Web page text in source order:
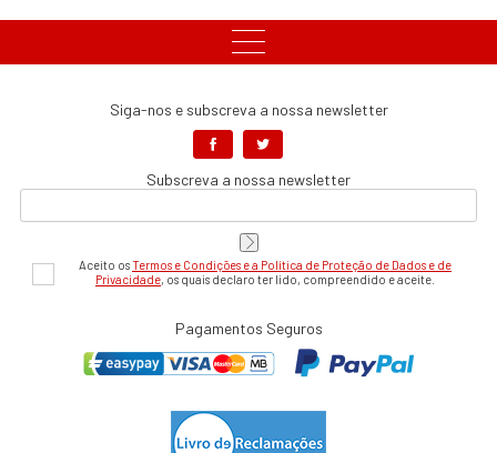
Siga-nos e subscreva a nossa newsletter
Subscreva a nossa newsletter
Aceito osTermos e Condições e a Política de Proteção de Dados e de
Privacidade, os quais declaro ter lido, compreendido e aceite.
Pagamentos Seguros